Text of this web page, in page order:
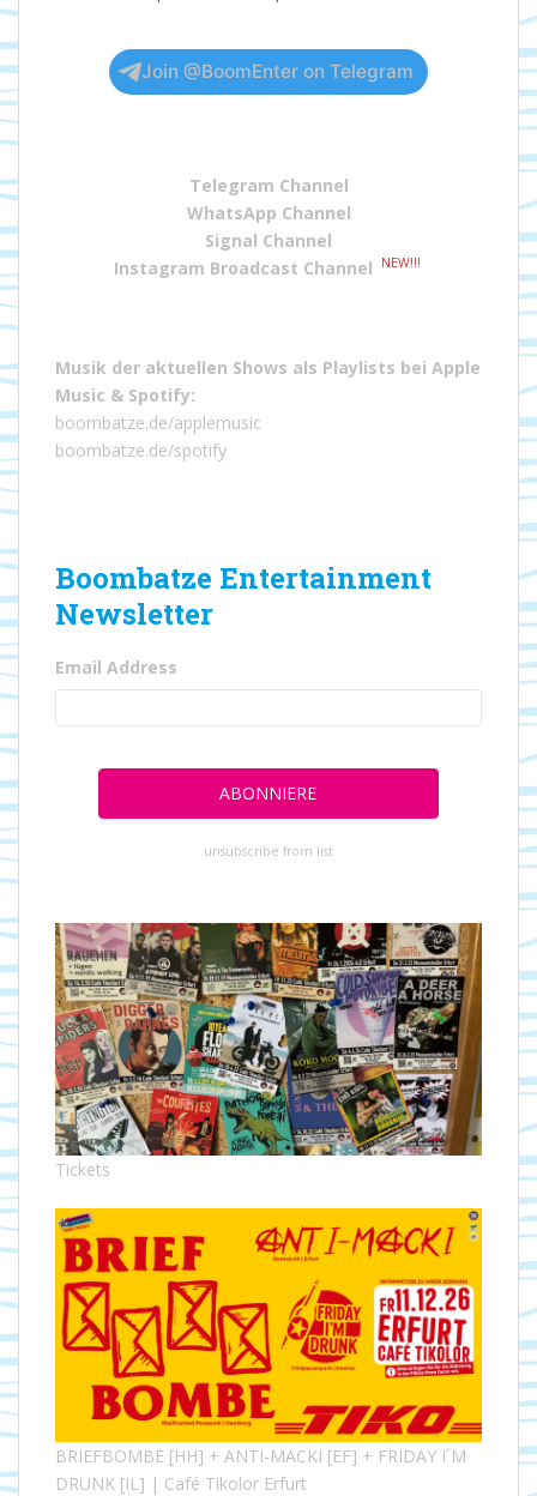
Join @BoomEnter on Telegram
Telegram Channel
WhatsApp Channel
Signal Channel
Instagram Broadcast Channel
NEW!!!
Musik der aktuellen Shows als Playlists bei Apple
Music & Spotify:
boombatze.de/applemusic
boombatze.de/spotify
Boombatze Entertainment
Newsletter
Email Address
unsubscribe from list
Tickets
BRIEFBOMBE [HH] + ANTI-MACKI [EF] + FRIDAY I´M
DRUNK [IL] | Café Tikolor Erfurt